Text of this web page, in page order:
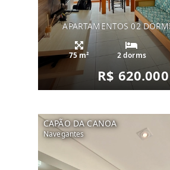
APARTAMENTOS 02
75 m² 2 dorms
R$ 620.000
CAPÃO DA CANOA
Navegantes